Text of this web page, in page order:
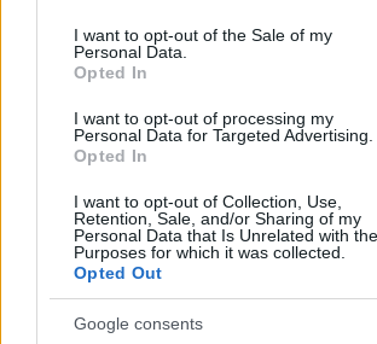
consent section.
I want to opt-out of the Sale of my
Personal Data.
Opted In
I want to opt-out of processing my
Personal Data for Targeted Advertising.
Opted In
I want to opt-out of Collection, Use,
Retention, Sale, and/or Sharing of my
Personal Data that Is Unrelated with the
Purposes for which it was collected.
Opted Out
Google consents
figyelmeztetnek a
HÍREK 6 órája